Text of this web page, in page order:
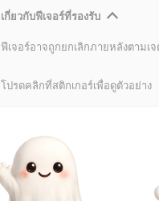
เกี่ยวกับฟีเจอร์ที่รองรับ
ฟีเจอร์อาจถูกยกเลิกภายหลังตามเ
โปรดคลิกที่สติกเกอร์เพื่อดูตัวอย่าง